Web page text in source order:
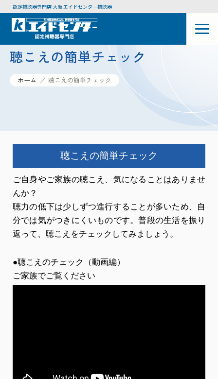
認定補聴器専門店 大阪 エイドセンター補聴器
聴こえの簡単チェック
ホーム 聴こえの簡単チェック
聴こえの簡単チェック
ご自身やご家族の聴こえ、気になることはありませ
んか？
聴力の低下は少しずつ進行することが多いため、自
分では気がつきにくいものです。普段の生活を振り
返って、聴こえをチェックしてみましょう。
●聴こえのチェック（動画編）
ご家族でご覧ください